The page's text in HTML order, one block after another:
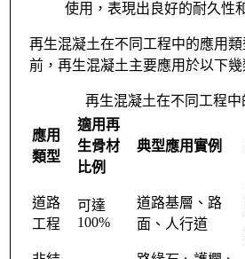
使用，表現出良好的耐久性
再生混凝土在不同工程中的應用
前，再生混凝土主要應用於以下幾
再生混凝土在不同工程
應用
類型
適用再
生骨材
比例
典型應用實例
道路
工程
可達
100%
道路基層、路
面、人行道